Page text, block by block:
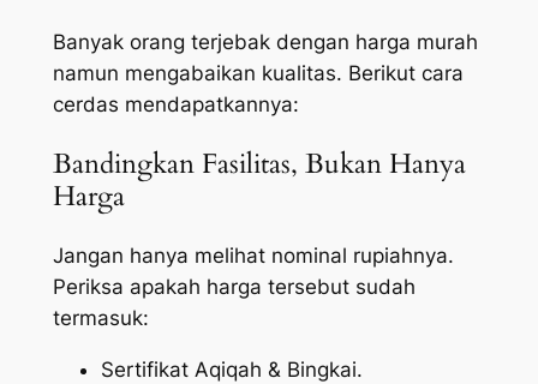
Banyak orang terjebak dengan harga murah
namun mengabaikan kualitas. Berikut cara
cerdas mendapatkannya:
Bandingkan Fasilitas, Bukan Hanya
Harga
Jangan hanya melihat nominal rupiahnya.
Periksa apakah harga tersebut sudah
termasuk:
Sertifikat Aqiqah & Bingkai.